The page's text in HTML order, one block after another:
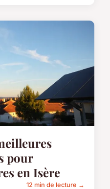
pour
en Isère
12 min de lecture →